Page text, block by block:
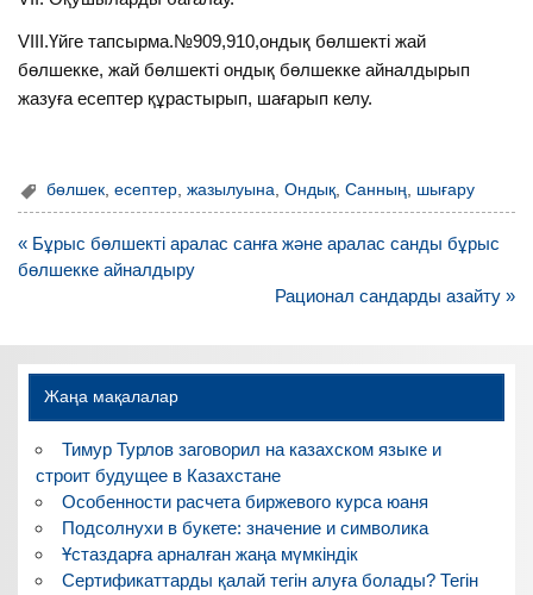
VІІІ.Үйге тапсырма.№909,910,ондық бөлшекті жай
бөлшекке, жай бөлшекті ондық бөлшекке айналдырып
жазуға есептер құрастырып, шағарып келу.
бөлшек ,есептер ,жазылуына ,Ондық ,Санның шығару
Навигация
по
« Бұрыс бөлшекті аралас санға және аралас санды бұрыс
бөлшекке айналдыру
Рационал сандарды азайту »
Жаңа мақалалар
Тимур Турлов заговорил на казахском языке и
строит будущее в Казахстане
Особенности расчета биржевого курса юаня
Подсолнухи в букете: значение и символика
Ұстаздарға арналған жаңа мүмкіндік
Сертификаттарды қалай тегін алуға болады? Тегін